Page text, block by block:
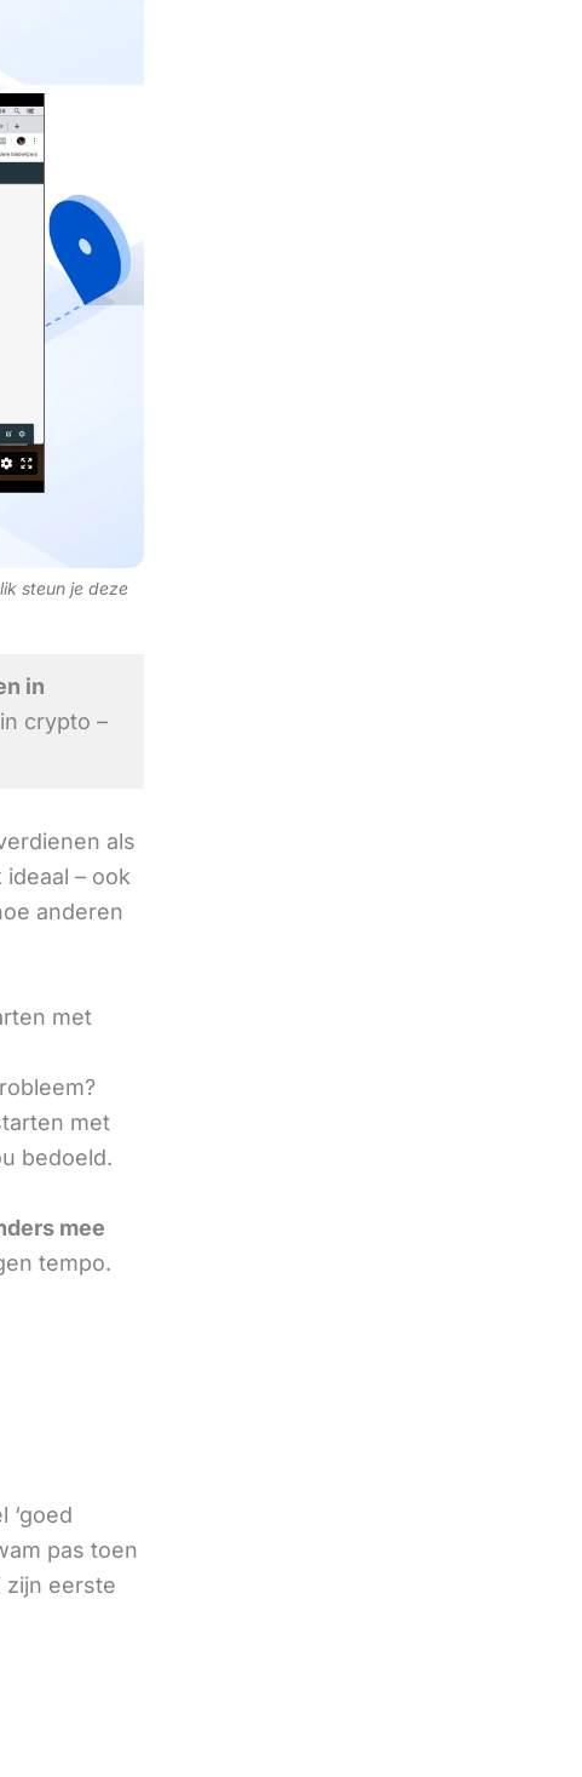
steun je deze
in
crypto –
als
– ook
anderen
met
met
bedoeld.
mee
tempo.
‘goed
pas toen
zijn eerste